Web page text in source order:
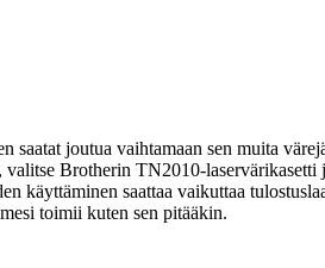
saatat joutua vaihtamaan sen muita
Brotherin TN2010-
käyttäminen saattaa vaikuttaa
toimii kuten sen pitääkin.